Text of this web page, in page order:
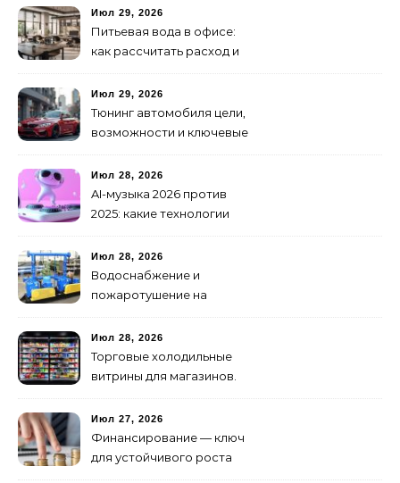
как не утонуть в хаосе
Июл 29, 2026
Питьевая вода в офисе:
как рассчитать расход и
Июл 29, 2026
Тюнинг автомобиля цели,
возможности и ключевые
транспортных средств
Июл 28, 2026
AI-музыка 2026 против
2025: какие технологии
создание клипов
изменилось навсегда
Июл 28, 2026
Водоснабжение и
пожаротушение на
оборудование
предусмотреть заранее
Июл 28, 2026
Торговые холодильные
витрины для магазинов.
Июл 27, 2026
Финансирование — ключ
для устойчивого роста